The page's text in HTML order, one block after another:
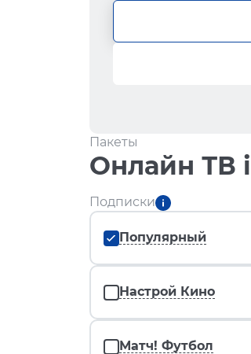
Пакеты
Онлайн ТВ
Подписки
Популярный
Настрой Кино
Матч! Футбол